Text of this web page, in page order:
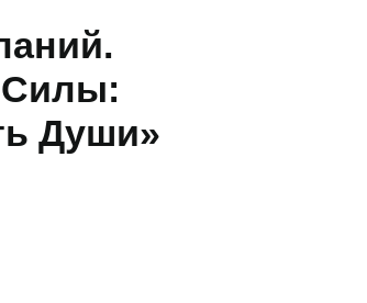
Силы:
Души»